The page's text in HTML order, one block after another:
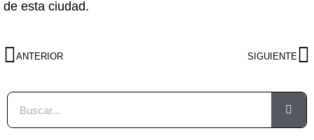
de esta ciudad.
ANTERIOR SIGUIENTE